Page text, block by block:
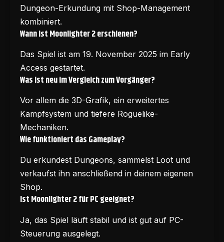
Dungeon-Erkundung mit Shop-Management
kombiniert.
Wann ist Moonlighter 2 erschienen?
Das Spiel ist am 19. November 2025 im Early
Access gestartet.
Was ist neu im Vergleich zum Vorgänger?
Vor allem die 3D-Grafik, ein erweitertes
Kampfsystem und tiefere Roguelike-
Mechaniken.
Wie funktioniert das Gameplay?
Du erkundest Dungeons, sammelst Loot und
verkaufst ihn anschließend in deinem eigenen
Shop.
Ist Moonlighter 2 für PC geeignet?
Ja, das Spiel läuft stabil und ist gut auf PC-
Steuerung ausgelegt.